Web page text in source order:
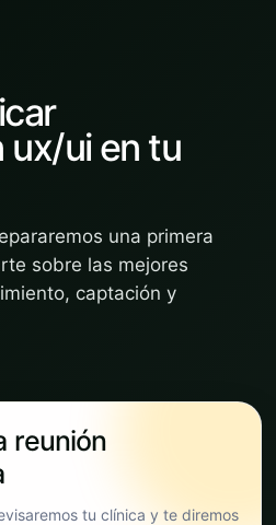
ux/ui en tu
una primera
sobre las mejores
captación y
reunión
tu clínica y te diremos